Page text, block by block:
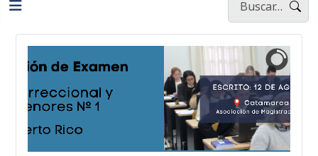
Type 2 or more